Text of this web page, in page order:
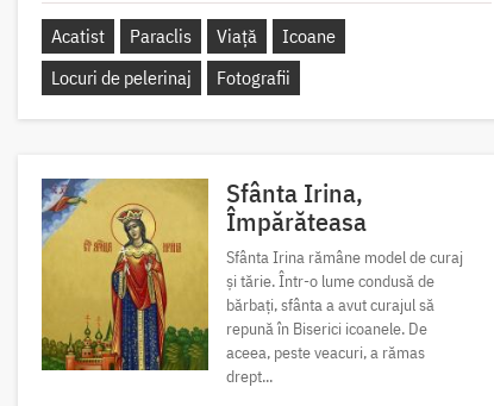
Acatist Paraclis Viață
Icoane
Locuri de pelerinaj
Fotografii
Sfânta Irina,
Împărăteasa
Sfânta Irina rămâne model de curaj
și tărie. Într-o lume condusă de
bărbați, sfânta a avut curajul să
repună în Biserici icoanele. De
aceea, peste veacuri, a rămas
drept...